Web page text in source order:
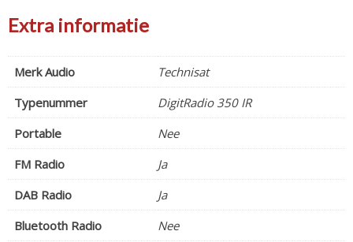
Extra informatie
Merk Audio
Technisat
Typenummer
DigitRadio 350 IR
Portable
Nee
FM Radio
Ja
DAB Radio
Ja
Bluetooth Radio
Nee